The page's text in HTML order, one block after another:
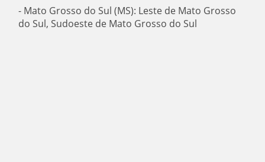
- Mato Grosso do Sul (MS): Leste de Mato Grosso
do Sul, Sudoeste de Mato Grosso do Sul